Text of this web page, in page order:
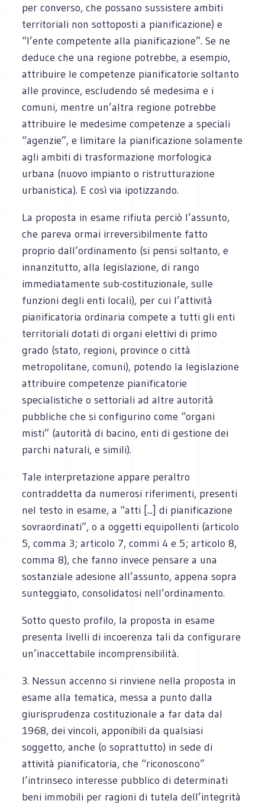
per converso, che possano sussistere ambiti
territoriali non sottoposti a pianificazione) e
“l’ente competente alla pianificazione”. Se ne
deduce che una regione potrebbe, a esempio,
attribuire le competenze pianificatorie soltanto
alle province, escludendo sé medesima e i
comuni, mentre un’altra regione potrebbe
attribuire le medesime competenze a speciali
“agenzie”, e limitare la pianificazione solamente
agli ambiti di trasformazione morfologica
urbana (nuovo impianto o ristrutturazione
urbanistica). E così via ipotizzando.
La proposta in esame rifiuta perciò l’assunto,
che pareva ormai irreversibilmente fatto
proprio dall’ordinamento (si pensi soltanto, e
innanzitutto, alla legislazione, di rango
immediatamente sub-costituzionale, sulle
funzioni degli enti locali), per cui l’attività
pianificatoria ordinaria compete a tutti gli enti
territoriali dotati di organi elettivi di primo
grado (stato, regioni, province o città
metropolitane, comuni), potendo la legislazione
attribuire competenze pianificatorie
specialistiche o settoriali ad altre autorità
pubbliche che si configurino come “organi
misti” (autorità di bacino, enti di gestione dei
parchi naturali, e simili).
Tale interpretazione appare peraltro
contraddetta da numerosi riferimenti, presenti
nel testo in esame, a “atti [...] di pianificazione
sovraordinati”, o a oggetti equipollenti (articolo
5, comma 3; articolo 7, commi 4 e 5; articolo 8,
comma 8), che fanno invece pensare a una
sostanziale adesione all’assunto, appena sopra
sunteggiato, consolidatosi nell’ordinamento.
Sotto questo profilo, la proposta in esame
presenta livelli di incoerenza tali da configurare
un’inaccettabile incomprensibilità.
3. Nessun accenno si rinviene nella proposta in
esame alla tematica, messa a punto dalla
giurisprudenza costituzionale a far data dal
1968, dei vincoli, apponibili da qualsiasi
soggetto, anche (o soprattutto) in sede di
attività pianificatoria, che “riconoscono”
l’intrinseco interesse pubblico di determinati
beni immobili per ragioni di tutela dell’integrità